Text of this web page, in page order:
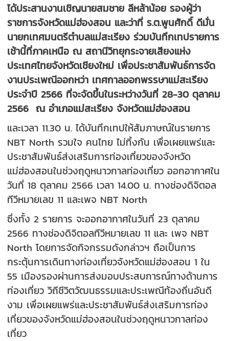
ได้ประสานงานเชิญนายสมชาย ลีหล้าน้อย รองผู้ว่า
ราชการจังหวัดแม่ฮ่องสอน และว่าที่ ร.ต.พูนศักดิ์ ดีมั่น
นายกเทศมนตรีตำบลแม่สะเรียง ร่วมบันทึกเทปรายการ
เช้านี้ที่ภาคเหนือ ณ สถานีวิทยุกระจายเสียงแห่ง
ประเทศไทยจังหวัดเชียงใหม่ เพื่อประชาสัมพันธ์การจัด
งานประเพณีออกหว่า เทศกาลออกพรรษาแม่สะเรียง
ประจำปี 2566 ที่จะจัดขึ้นในระหว่างวันที่ 28-30 ตุลาคม
2566 ณ อำเภอแม่สะเรียง จังหวัดแม่ฮ่องสอน
และเวลา 11.30 น. ได้บันทึกเทปให้สัมภาษณ์ในรายการ
NBT North รวมใจ คนไทย ไม่ทิ้งกัน เพื่อเผยแพร่และ
ประชาสัมพันธ์ส่งเสริมการท่องเที่ยวของจังหวัด
แม่ฮ่องสอนในช่วงฤดูหนาวกาลท่องเที่ยว ออกอากาศใน
วันที่ 18 ตุลาคม 2566 เวลา 14.00 น. ทางช่องดิจิตอล
ทีวีหมายเลข 11 และเพจ NBT North
ซึ่งทั้ง 2 รายการ จะออกอากาศในวันที่ 23 ตุลาคม
2566 ทางช่องดิจิตอลทีวีหมายเลข 11 และ เพจ NBT
North โดยการจัดกิจกรรมดังกล่าวฯ ถือเป็นการ
กระตุ้นการเดินทางท่องเที่ยวจังหวัดแม่ฮ่องสอน 1 ใน
55 เมืองรองผ่านการส่งมอบประสบการณ์ทางด้านการ
ท่องเที่ยว วิถีชีวิตวัฒนธรรมและประเพณีท้องถิ่นอันดี
งาม เพื่อเผยแพร่และประชาสัมพันธ์ส่งเสริมการท่อง
เที่ยวของจังหวัดแม่ฮ่องสอนในช่วงฤดูหนาวกาลท่อง
เที่ยว